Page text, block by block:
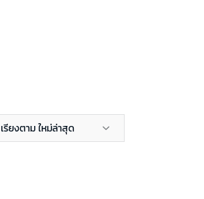
เรียงตาม ใหม่ล่าสุด